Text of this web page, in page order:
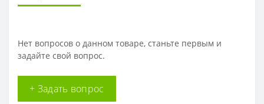
Нет вопросов о данном товаре, станьте первым и
задайте свой вопрос.
+ Задать вопрос